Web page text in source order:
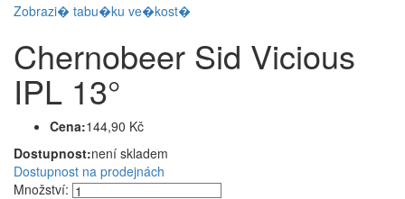
Zobrazi� tabu�ku ve�kost�
Chernobeer Sid Vicious
IPL 13°
Cena:144,90 Kč
Dostupnost:není skladem
Dostupnost na prodejnách
Množství: